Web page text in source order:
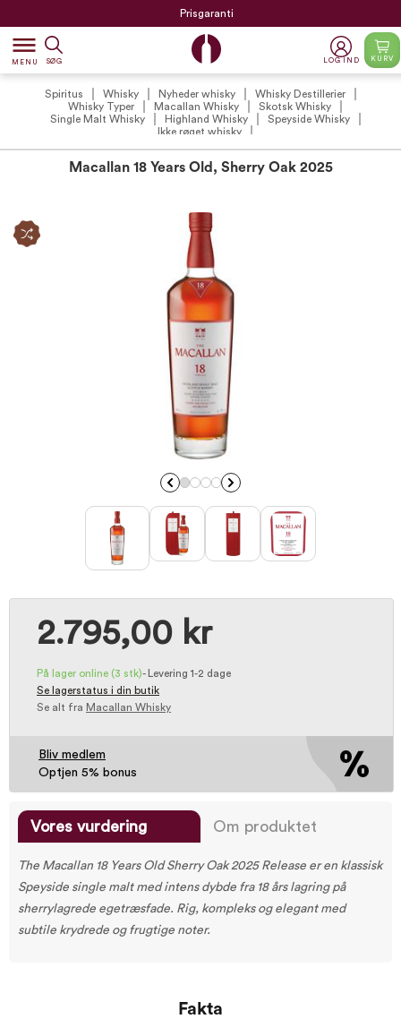
Prisgaranti
dehaze
MENU SØG LOG IND KURV
Spiritus Whisky Nyheder whisky
Whisky Destillerier
Whisky Typer
Macallan Whisky
Skotsk Whisky
Single Malt Whisky
Highland Whisky
Speyside Whisky
Ikke røget whisky
Macallan 18 Years Old, Sherry Oak 2025
2.795,00 kr
På lager online (3 stk)-
Levering 1-2 dage
Se lagerstatus i din butik
Se alt fra Macallan Whisky
Bliv medlem
Optjen 5% bonus
Vores vurdering Om produktet
The Macallan 18 Years Old Sherry Oak 2025 Release er en klassisk
Speyside single malt med intens dybde fra 18 års lagring på
sherrylagrede egetræsfade. Rig, kompleks og elegant med
subtile krydrede og frugtige noter.
Fakta